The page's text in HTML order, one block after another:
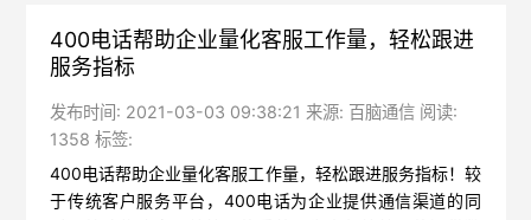
400电话帮助企业量化客服工作量，轻松跟进
服务指标
发布时间: 2021-03-03 09:38:21 来源: 百脑通信 阅读:
1358 标签:
400电话帮助企业量化客服工作量，轻松跟进服务指标！ 较
于传统客户服务平台，400电话为企业提供通信渠道的同